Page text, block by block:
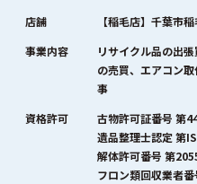
店舗
【稲毛店】千葉市
事業内容
リサイクル品の出
の売買、エアコン
事
資格許可
古物許可証番号 第
遺品整理士認定 第
解体許可番号 第
フロン類回収業者